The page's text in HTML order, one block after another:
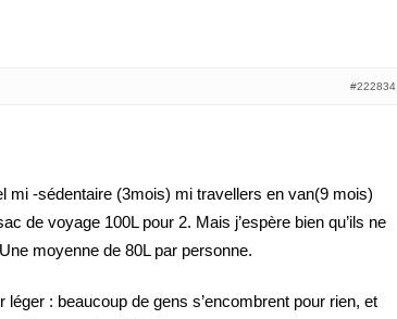
#222834
mi -sédentaire (3mois) mi travellers en van(9 mois)
de voyage 100L pour 2. Mais j’espère bien qu’ils ne
moyenne de 80L par personne.
: beaucoup de gens s’encombrent pour rien, et